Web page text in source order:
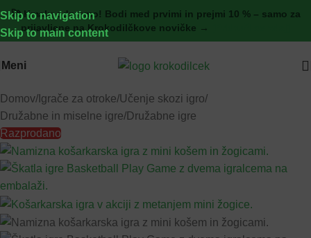
Skip to navigation
Skip to main content
🚀 Kmalu odpremo! Bodi med prvimi in prejmi 10 % – samo za
prijavljene na Krokodilčkove novičke →
Meni
Domov/ Igrače za otroke/Učenje skozi igro/
Družabne in miselne igre/Družabne igre
Razprodano